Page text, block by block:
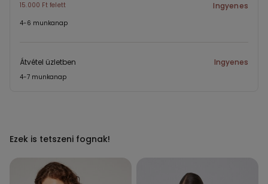
15.000 Ft felett Ingyenes
4-6 munkanap
Átvétel üzletben Ingyenes
4-7 munkanap
Ezek is tetszeni fognak!